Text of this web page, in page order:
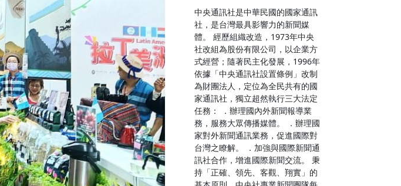
中央通訊社是中華民國的國家通訊
社，是台灣最具影響力的新聞媒
體。 經歷組織改造，1973年中央
社改組為股份有限公司，以企業方
式經營；隨著民主化發展，1996年
依據「中央通訊社設置條例」改制
為財團法人，定位為全民共有的國
家通訊社，獨立超然執行三大法定
任務： ．辦理國內外新聞報導業
務，服務大眾傳播媒體。 ．辦理國
家對外新聞通訊業務，促進國際對
台灣之瞭解。 ．加強與國際新聞通
訊社合作，增進國際新聞交流。 秉
持「正確、領先、客觀、翔實」的